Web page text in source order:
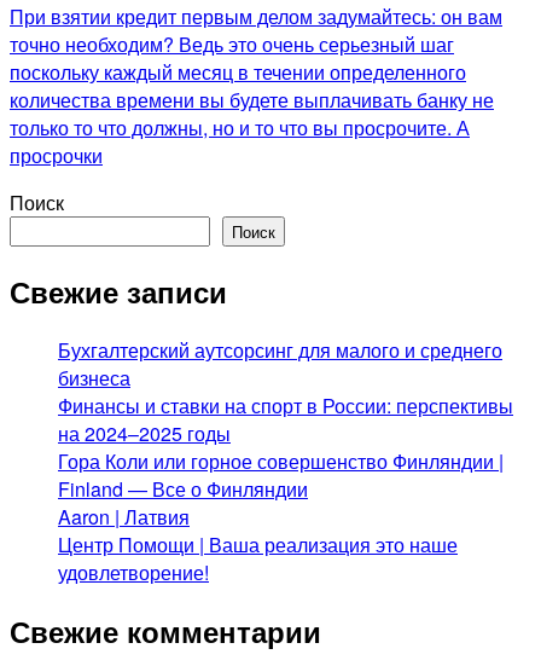
При взятии кредит первым делом задумайтесь: он вам
точно необходим? Ведь это очень серьезный шаг
поскольку каждый месяц в течении определенного
количества времени вы будете выплачивать банку не
только то что должны, но и то что вы просрочите. А
просрочки
Поиск
Поиск
Свежие записи
Бухгалтерский аутсорсинг для малого и среднего
бизнеса
Финансы и ставки на спорт в России: перспективы
на 2024–2025 годы
Гора Коли или горное совершенство Финляндии |
Finland — Все о Финляндии
Aaron | Латвия
Центр Помощи | Ваша реализация это наше
удовлетворение!
Свежие комментарии